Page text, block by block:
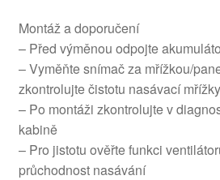
Montáž a doporučení
– Před výměnou odpojte
– Vyměňte snímač za mřížkou/
zkontrolujte čistotu nasávací mřížky
– Po montáži zkontrolujte v
kabině
– Pro jistotu ověřte funkci
průchodnost nasávání